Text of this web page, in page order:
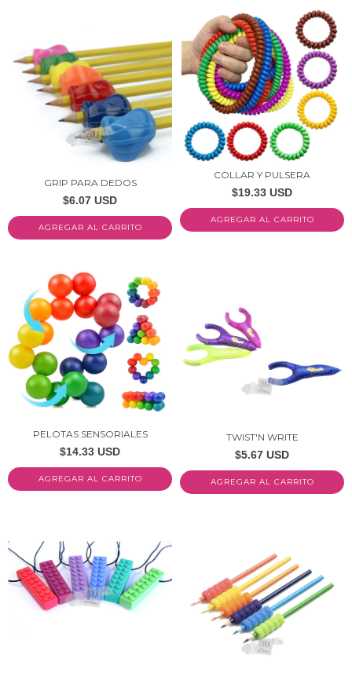
GRIP PARA DEDOS
$6.07 USD
AGREGAR AL CARRITO
COLLAR Y PULSERA
$19.33 USD
AGREGAR AL CARRITO
PELOTAS SENSORIALES
$14.33 USD
TWIST'N WRITE
$5.67 USD
AGREGAR AL CARRITO